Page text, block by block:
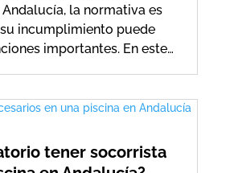
Andalucía, la normativa es
incumplimiento puede
importantes. En este…
tener socorrista